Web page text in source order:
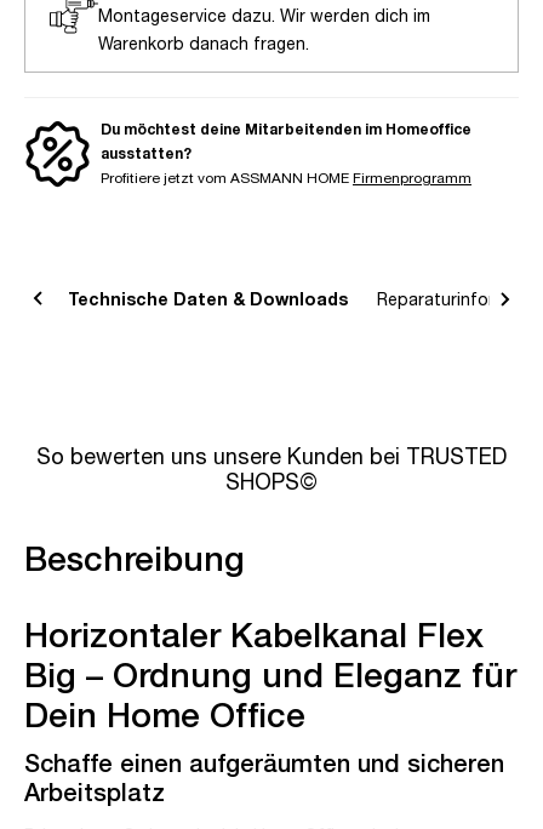
Montageservice dazu. Wir werden dich im
Warenkorb danach fragen.
Du möchtest deine Mitarbeitenden im Homeoffice
ausstatten?
Profitiere jetzt vom ASSMANN HOME Firmenprogramm
Technische Daten & Downloads
So bewerten uns unsere Kunden bei TRUSTED
SHOPS©
Beschreibung
Horizontaler Kabelkanal Flex
Big – Ordnung und Eleganz für
Dein Home Office
Schaffe einen aufgeräumten und sicheren
Arbeitsplatz